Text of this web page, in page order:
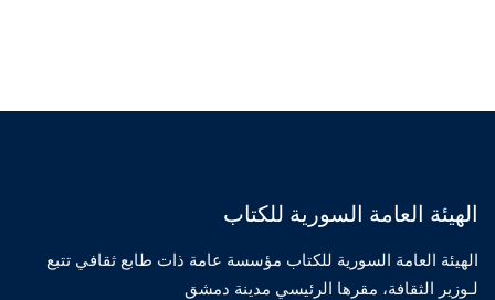
الهيئة العامة السورية للكتاب
الهيئة العامة السورية للكتاب مؤسسة عامة ذات طابع ثقافي تتبع
لـوزير الثقافة، مقرها الرئيسي مدينة دمشق